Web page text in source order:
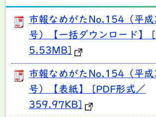
市報なめがたNo.154（平成
号）【一括ダウンロード】
5.53MB]
市報なめがたNo.154（平成
号）【表紙】 [PDF形式／
359.97KB]